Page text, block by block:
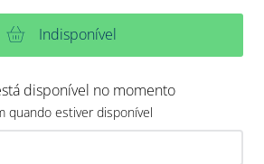
Indisponível
disponível no momento
quando estiver disponível